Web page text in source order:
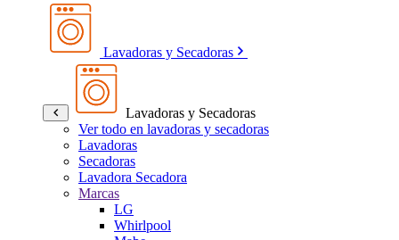
Lavadoras y Secadoras
Lavadoras y Secadoras
Ver todo en lavadoras y secadoras
Lavadoras
Secadoras
Lavadora Secadora
Marcas
LG
Whirlpool